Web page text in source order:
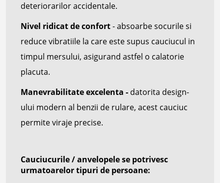
deteriorarilor accidentale.
Nivel ridicat de confort- absoarbe socurile si
reduce vibratiile la care este supus cauciucul in
timpul mersului, asigurand astfel o calatorie
placuta.
Manevrabilitate excelenta - datorita design-
ului modern al benzii de rulare, acest cauciuc
permite viraje precise.
Cauciucurile / anvelopele se potrivesc
urmatoarelor tipuri de persoane: